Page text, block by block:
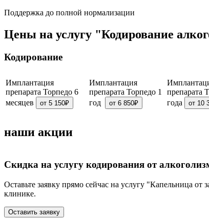
Поддержка до полной нормализации
Цены на услугу "Кодирование
Кодирование
Имплантация
препарата Торпедо 6
месяцев
от 5 150₽
Имплантация
препарата Торпедо 1
год
от 6 850₽
препарата
года
от 10
наши акции
Скидка на услугу кодирования от
Оставьте заявку прямо сейчас на услугу "Капельница
клинике.
Оставить заявку